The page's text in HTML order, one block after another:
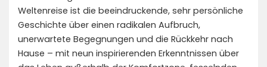
Weltenreise ist die beeindruckende, sehr persönliche
Geschichte über einen radikalen Aufbruch,
unerwartete Begegnungen und die Rückkehr nach
Hause – mit neun inspirierenden Erkenntnissen über